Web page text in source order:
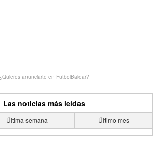
¿Quieres anunciarte en FutbolBalear?
Las noticias más leídas
Última semana Último mes